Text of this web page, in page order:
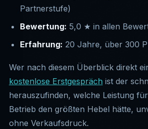
Partnerstufe)
Bewertung: 5,0 ★ in allen
Erfahrung: 20 Jahre, über 300
Wer nach diesem Überblick direkt
kostenlose Erstgespräch ist der
herauszufinden, welche Leistung
Betrieb den größten Hebel hätte,
ohne Verkaufsdruck.